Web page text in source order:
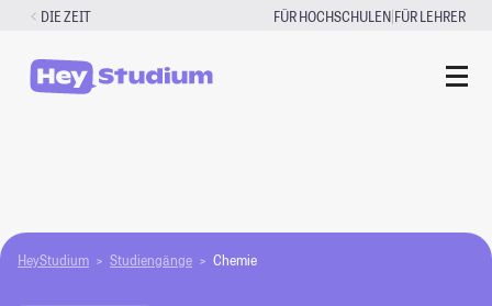
Zum
springen
DIE ZEIT FÜR HOCHSCHULEN|FÜR LEHRER
HeyStudium Studiengänge Chemie